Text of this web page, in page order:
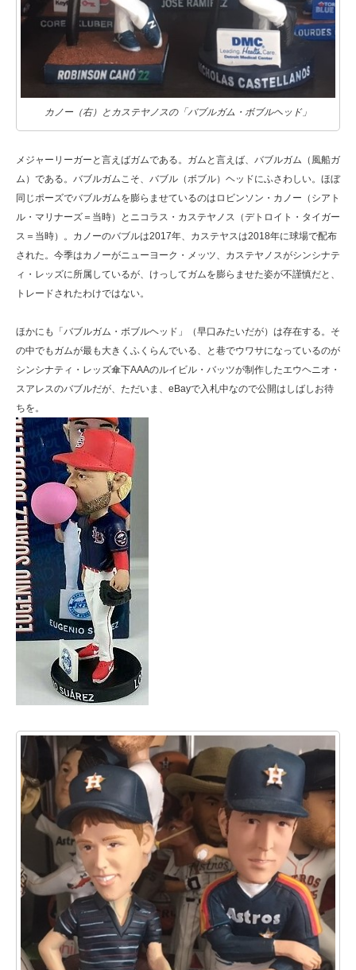
カノー（右）とカステヤノスの「バブルガム・ボブルヘッド」
メジャーリーガーと言えばガムである。ガムと言えば、バブルガム（風船ガ
ム）である。バブルガムこそ、バブル（ボブル）ヘッドにふさわしい。ほぼ
同じポーズでバブルガムを膨らませているのはロビンソン・カノー（シアト
ル・マリナーズ＝当時）とニコラス・カステヤノス（デトロイト・タイガー
ス＝当時）。カノーのバブルは2017年、カステヤスは2018年に球場で配布
された。今季はカノーがニューヨーク・メッツ、カステヤノスがシンシナテ
ィ・レッズに所属しているが、けっしてガムを膨らませた姿が不謹慎だと、
トレードされたわけではない。
ほかにも「バブルガム・ボブルヘッド」（早口みたいだが）は存在する。そ
の中でもガムが最も大きくふくらんでいる、と巷でウワサになっているのが
シンシナティ・レッズ傘下AAAのルイビル・バッツが制作したエウヘニオ・
スアレスのバブルだが、ただいま、eBayで入札中なので公開はしばしお待
ちを。